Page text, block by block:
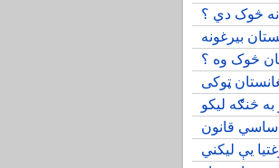
نه څوک دي ؟
بیرغونه
څوک وه ؟
ټوک‍ی
څنګه لیکو
قانون
یې لیکني